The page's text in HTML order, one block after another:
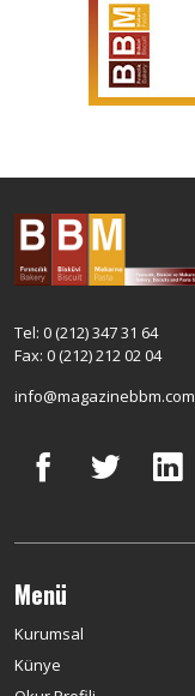
Tel: 0 (212) 347 31 64
Fax: 0 (212) 212 02 04
info@magazinebbm.com
Menü
Kurumsal
Künye